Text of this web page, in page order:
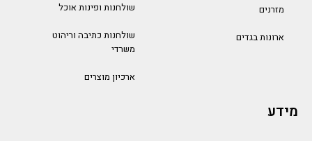
מזרנים
ארונות בגדים
שולחנות ופינות אוכל
שולחנות כתיבה וריהוט
משרדי
ארכיון מוצרים
מידע